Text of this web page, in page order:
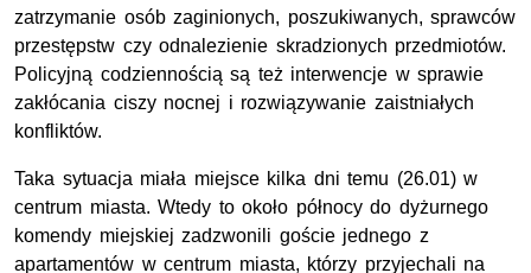
zatrzymanie osób zaginionych, poszukiwanych, sprawców
przestępstw czy odnalezienie skradzionych przedmiotów.
Policyjną codziennością są też interwencje w sprawie
zakłócania ciszy nocnej i rozwiązywanie zaistniałych
konfliktów.
Taka sytuacja miała miejsce kilka dni temu (26.01) w
centrum miasta. Wtedy to około północy do dyżurnego
komendy miejskiej zadzwonili goście jednego z
apartamentów w centrum miasta, którzy przyjechali na